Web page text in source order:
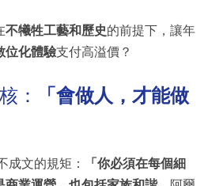
不犧牲工藝和歷史的前提下，讓年
位化體驗支付高溢價？
：
「會做人，才能做
成文的規矩：
「你必須在每個細